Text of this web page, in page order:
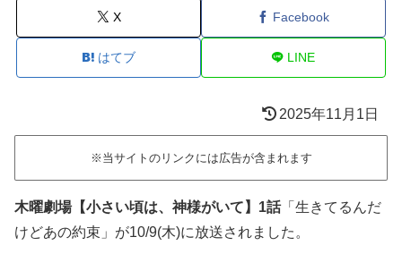
X Facebook
はてブ LINE
2025年11月1日
※当サイトのリンクには広告が含まれます
木曜劇場【小さい頃は、神様がいて】1話「生きてるんだ
けどあの約束」が10/9(木)に放送されました。